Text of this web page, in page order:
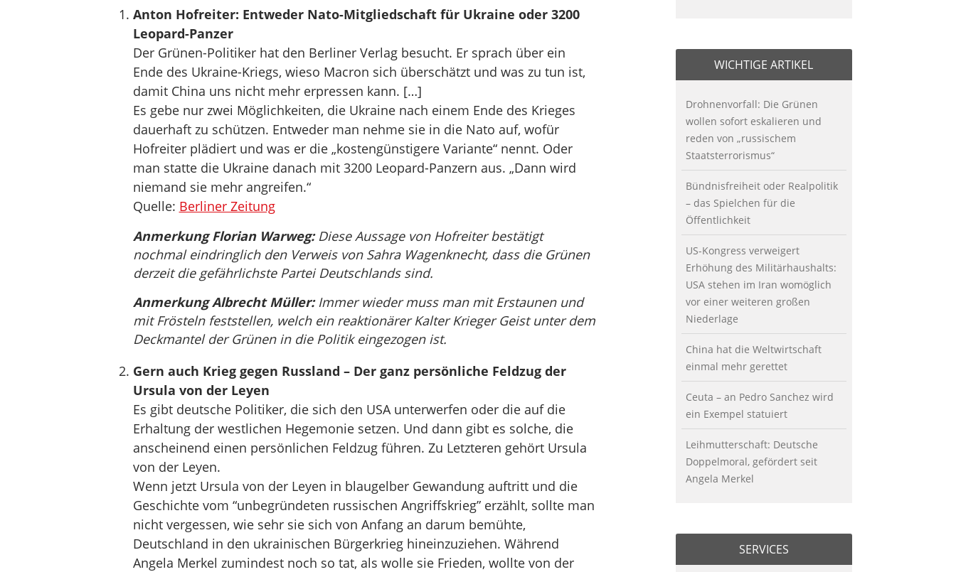
Anton Hofreiter: Entweder Nato-Mitgliedschaft für Ukraine oder 3200
Leopard-Panzer
Der Grünen-Politiker hat den Berliner Verlag besucht. Er sprach über ein
Ende des Ukraine-Kriegs, wieso Macron sich überschätzt und was zu tun ist,
damit China uns nicht mehr erpressen kann. […]
Es gebe nur zwei Möglichkeiten, die Ukraine nach einem Ende des Krieges
dauerhaft zu schützen. Entweder man nehme sie in die Nato auf, wofür
Hofreiter plädiert und was er die „kostengünstigere Variante“ nennt. Oder
man statte die Ukraine danach mit 3200 Leopard-Panzern aus. „Dann wird
niemand sie mehr angreifen.“
Quelle: Berliner Zeitung
Anmerkung Florian Warweg:Diese Aussage von Hofreiter bestätigt
nochmal eindringlich den Verweis von Sahra Wagenknecht, dass die Grünen
derzeit die gefährlichste Partei Deutschlands sind.
Anmerkung Albrecht Müller:Immer wieder muss man mit Erstaunen und
mit Frösteln feststellen, welch ein reaktionärer Kalter Krieger Geist unter dem
Deckmantel der Grünen in die Politik eingezogen ist.
Gern auch Krieg gegen Russland – Der ganz persönliche Feldzug der
Ursula von der Leyen
Es gibt deutsche Politiker, die sich den USA unterwerfen oder die auf die
Erhaltung der westlichen Hegemonie setzen. Und dann gibt es solche, die
anscheinend einen persönlichen Feldzug führen. Zu Letzteren gehört Ursula
von der Leyen.
Wenn jetzt Ursula von der Leyen in blaugelber Gewandung auftritt und die
Geschichte vom “unbegründeten russischen Angriffskrieg” erzählt, sollte man
nicht vergessen, wie sehr sie sich von Anfang an darum bemühte,
Deutschland in den ukrainischen Bürgerkrieg hineinzuziehen. Während
Angela Merkel zumindest noch so tat, als wolle sie Frieden, wollte von der
WICHTIGE ARTIKEL
Drohnenvorfall: Die Grünen
wollen sofort eskalieren und
reden von „russischem
Staatsterrorismus“
Bündnisfreiheit oder Realpolitik
– das Spielchen für die
Öffentlichkeit
US-Kongress verweigert
Erhöhung des Militärhaushalts:
USA stehen im Iran womöglich
vor einer weiteren großen
Niederlage
China hat die Weltwirtschaft
einmal mehr gerettet
Ceuta – an Pedro Sanchez wird
ein Exempel statuiert
Leihmutterschaft: Deutsche
Doppelmoral, gefördert seit
Angela Merkel
SERVICES